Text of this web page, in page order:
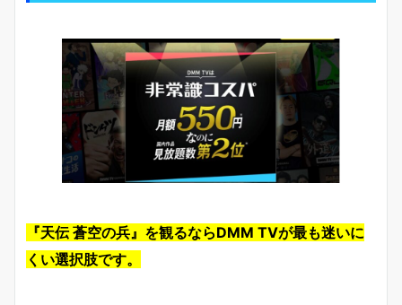
『天伝 蒼空の兵』を観るならDMM TVが最も迷いに
くい選択肢です。